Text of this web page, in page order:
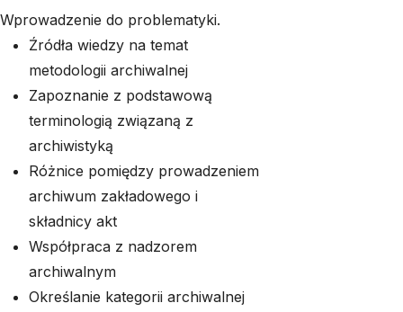
Wprowadzenie do problematyki.
Źródła wiedzy na temat
metodologii archiwalnej
Zapoznanie z podstawową
terminologią związaną z
archiwistyką
Różnice pomiędzy prowadzeniem
archiwum zakładowego i
składnicy akt
Współpraca z nadzorem
archiwalnym
Określanie kategorii archiwalnej